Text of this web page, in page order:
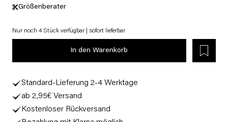
Größenberater
Nur noch 4 Stück verfügbar | sofort lieferbar
In den Warenkorb
Standard-Lieferung 2-4 Werktage
ab 2,95€ Versand
Kostenloser Rückversand